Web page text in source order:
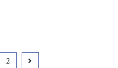
2